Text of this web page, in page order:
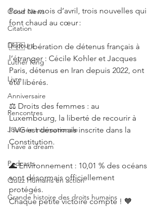
Good News
Citation
Discours
Luther King
Livre
Anniversaire
Rencontres
Journée internationale
I have a dream
Podcasts
Quizz Humains en action
Grande histoire des droits humains
Pour ce mois d’avril, trois nouvelles qui
font chaud au cœur :
🇫🇷 Libération de détenus français à
l’étranger : Cécile Kohler et Jacques
Paris, détenus en Iran depuis 2022, ont
été libérés.
⚖️ Droits des femmes : au
Luxembourg, la liberté de recourir à
l’IVG est désormais inscrite dans la
Constitution.
🌊 Environnement : 10,01 % des océans
sont désormais officiellement
protégés.
Chaque petite victoire compte ! 🧡